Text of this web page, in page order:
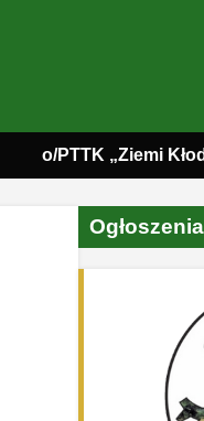
o/PTTK „Ziemi
Ogłoszenia